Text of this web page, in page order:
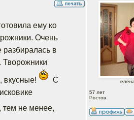
елена
57 лет
Ростов
ему ко
Очень
разбиралась в
Творожники
вкусные!
С
тем не менее,